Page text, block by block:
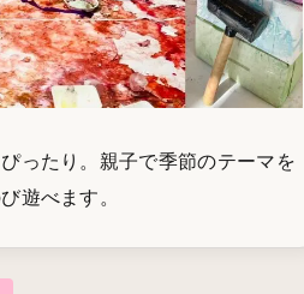
ったり。親子で季節のテーマを
遊べます。